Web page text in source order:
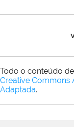
Todo o conteúdo
Creative Commons
Adaptada.